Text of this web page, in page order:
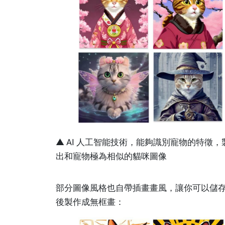
▲ AI 人工智能技術，能夠識別寵物的特徵，
出和寵物極為相似的貓咪圖像
部分圖像風格也自帶插畫畫風，讓你可以儲
後製作成無框畫：